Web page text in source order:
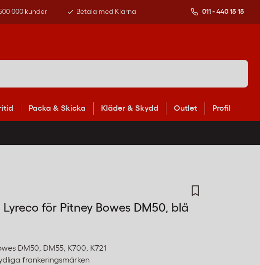
000 kunder Betala med Klarna 011 - 440 15 15
Packa & Skicka Kläder & Skydd Outlet Profil
Lyreco för Pitney Bowes DM50, blå
DM50, DM55, K700, K721
frankeringsmärken